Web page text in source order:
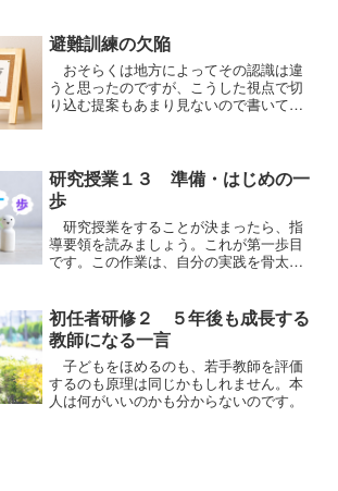
避難訓練の欠陥
おそらくは地方によってその認識は違
うと思ったのですが、こうした視点で切
り込む提案もあまり見ないので書いてみ
研究授業１３ 準備・はじめの一
歩
研究授業をすることが決まったら、指
導要領を読みましょう。これが第一歩目
です。この作業は、自分の実践を骨太に
初任者研修２ ５年後も成長する
教師になる一言
子どもをほめるのも、若手教師を評価
するのも原理は同じかもしれません。本
人は何がいいのかも分からないのです。